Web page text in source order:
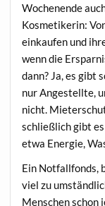
Wochenende
Kosmetikerin:
einkaufen und
wenn die
dann? Ja, es gibt
nur Angestellte,
nicht.
schließlich gibt
etwa Energie,
Ein Notfallfonds,
viel zu
Menschen schon